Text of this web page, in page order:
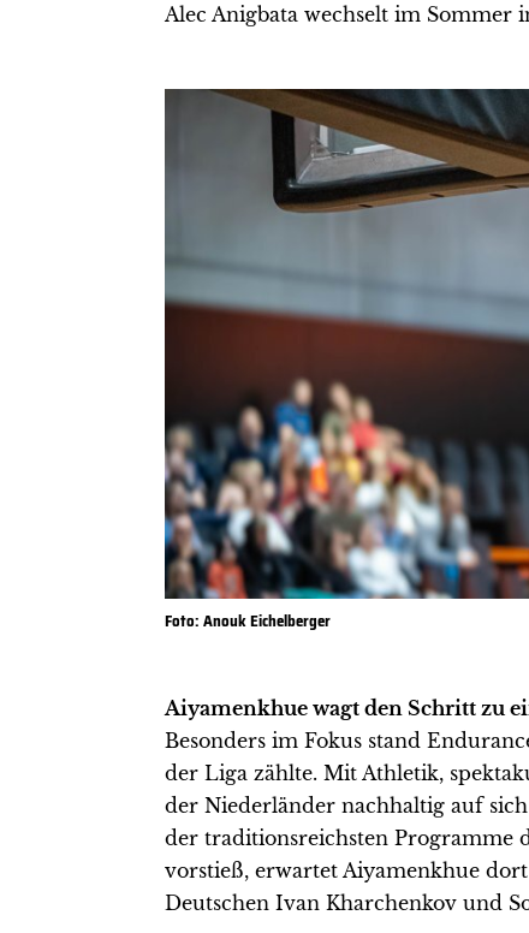
Alec Anigbata wechselt im Sommer
Foto: Anouk Eichelberger
Aiyamenkhue wagt den Schritt zu
Besonders im Fokus stand
der Liga zählte. Mit Athletik,
der Niederländer nachhaltig auf
der traditionsreichsten Programme
vorstieß, erwartet Aiyamenkhue
Deutschen Ivan Kharchenkov und